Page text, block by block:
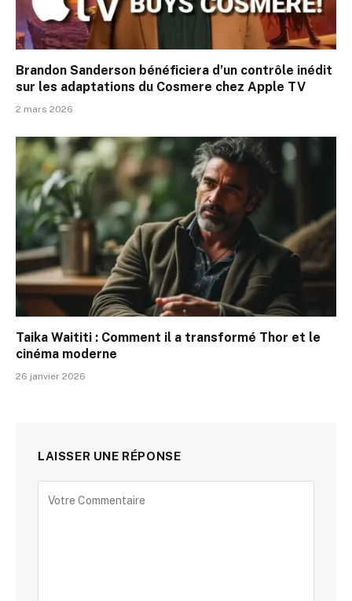
Brandon Sanderson bénéficiera d’un contrôle inédit
sur les adaptations du Cosmere chez Apple TV
2 mars 2026
Taika Waititi : Comment il a transformé Thor et le
cinéma moderne
26 janvier 2026
LAISSER UNE RÉPONSE